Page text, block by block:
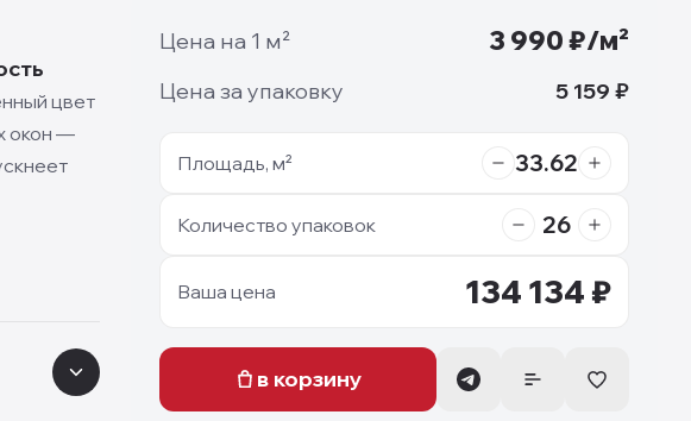
Цена на 1 м² 3 990₽/м²
Цена за упаковку 5 159 ₽
Площадь, м² 33.62
Количество упаковок 26
Ваша цена 134 134 ₽
в корзину
цвет
окон —